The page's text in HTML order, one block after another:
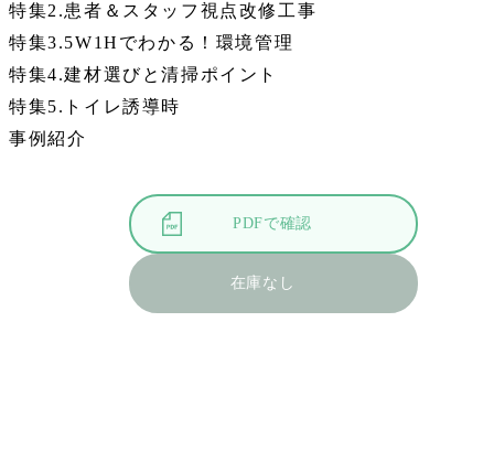
特集2.患者＆スタッフ視点改修工事
特集3.5W1Hでわかる！環境管理
特集4.建材選びと清掃ポイント
特集5.トイレ誘導時
事例紹介
PDFで確認
在庫なし